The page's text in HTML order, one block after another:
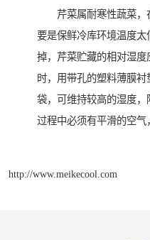
芹菜属耐寒性蔬菜，
要是保鲜冷库环境温度
掉，芹菜贮藏的相对湿
时，用带孔的塑料薄膜
袋，可维持较高的湿度
过程中必须有平滑的空气
http://www.meikecool.com